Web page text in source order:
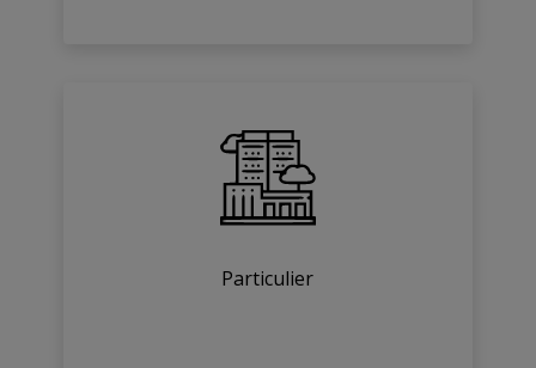
Particulier